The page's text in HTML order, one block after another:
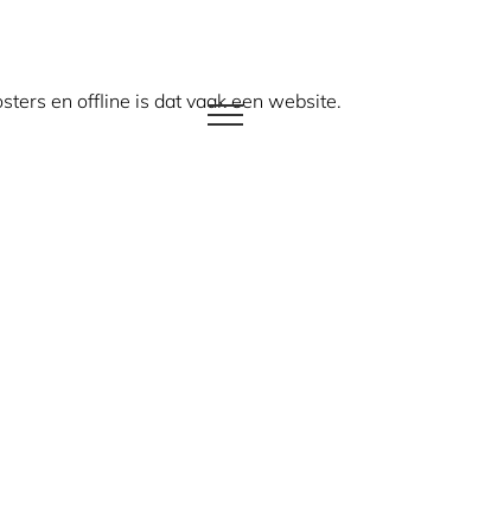
en offline is dat vaak een website.